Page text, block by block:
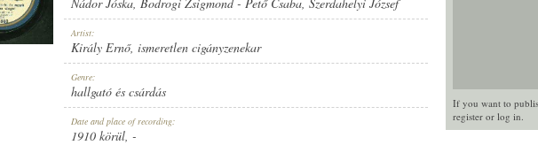
If you want to
register or log in.
Artist:
Király Ernő, ismeretlen cigányzenekar
Genre:
hallgató és csárdás
Date and place of recording:
1910 körül, -